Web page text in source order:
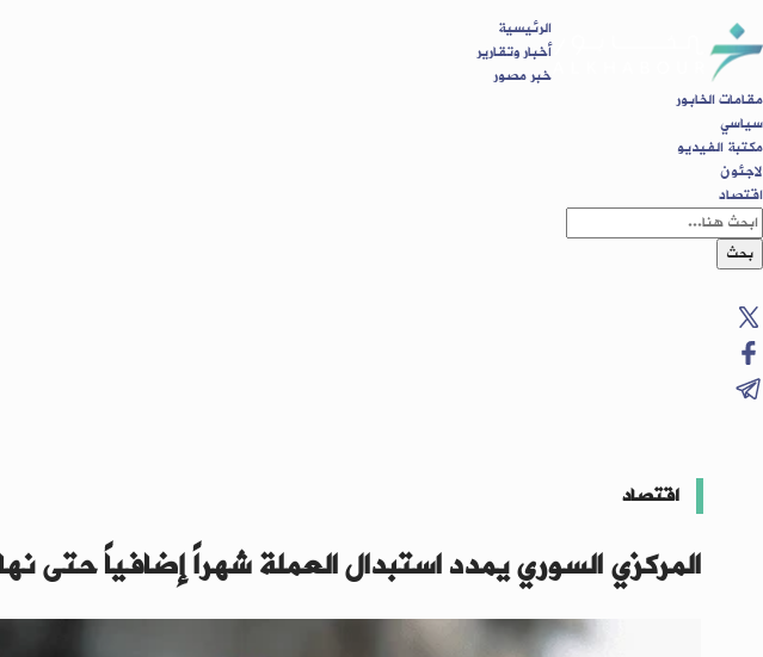
الرئيسية
أخبار وتقارير
خبر مصور
مقامات الخابور
سياسي
مكتبة الفيديو
لاجئون
اقتصاد
بحث
اقتصاد
المركزي السوري يمدد استبدال العملة شهراً إضافياً حتى